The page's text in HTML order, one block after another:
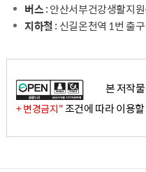
버스: 안산서부건강생활지
지하철: 신길온천역 1번 출
본 저작
+ 변경금지"조건에 따라 이용